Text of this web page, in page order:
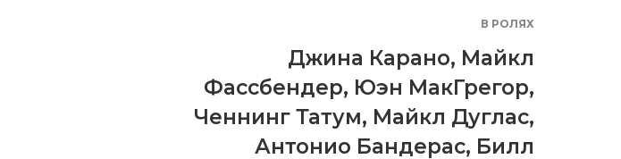
В РОЛЯХ
Джина Карано, Майкл
Фассбендер, Юэн МакГрегор,
Ченнинг Татум, Майкл Дуглас,
Антонио Бандерас, Билл